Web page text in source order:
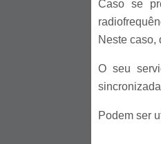
Caso se
Neste caso,
O seu
Podem ser